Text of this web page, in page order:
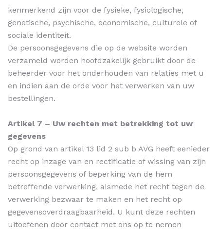
kenmerkend zijn voor de fysieke, fysiologische,
genetische, psychische, economische, culturele of
sociale identiteit.
De persoonsgegevens die op de website worden
verzameld worden hoofdzakelijk gebruikt door de
beheerder voor het onderhouden van relaties met u
en indien aan de orde voor het verwerken van uw
bestellingen.
Artikel 7 – Uw rechten met betrekking tot uw
gegevens
Op grond van artikel 13 lid 2 sub b AVG heeft eenieder
recht op inzage van en rectificatie of wissing van zijn
persoonsgegevens of beperking van de hem
betreffende verwerking, alsmede het recht tegen de
verwerking bezwaar te maken en het recht op
gegevensoverdraagbaarheid. U kunt deze rechten
uitoefenen door contact met ons op te nemen